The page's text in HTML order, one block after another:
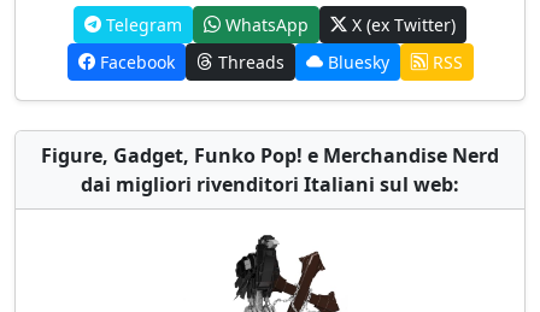
Telegram WhatsApp
X (ex Twitter)
Facebook
Threads Bluesky RSS
Figure, Gadget, Funko Pop! e Merchandise Nerd
dai migliori rivenditori Italiani sul web: